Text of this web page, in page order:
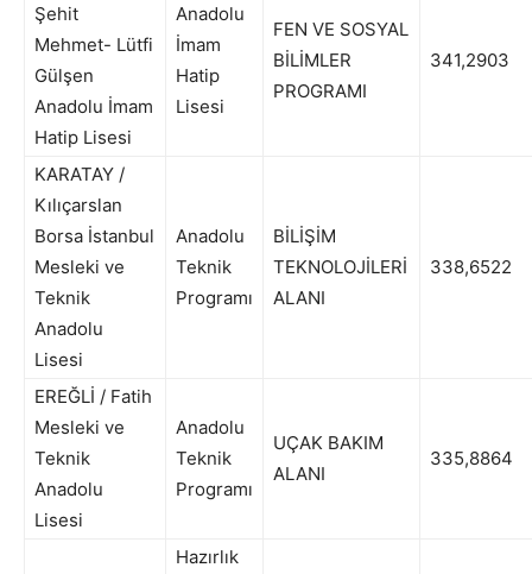
Şehit
Mehmet- Lütfi
Gülşen
Anadolu İmam
Hatip Lisesi
Anadolu
İmam
Hatip
Lisesi
FEN VE SOSYAL
BİLİMLER
PROGRAMI
341,2903
KARATAY /
Kılıçarslan
Borsa İstanbul
Mesleki ve
Teknik
Anadolu
Lisesi
Anadolu
Teknik
Programı
BİLİŞİM
TEKNOLOJİLERİ
ALANI
338,6522
EREĞLİ / Fatih
Mesleki ve
Teknik
Anadolu
Lisesi
Anadolu
Teknik
Programı
UÇAK BAKIM
ALANI
335,8864
Hazırlık